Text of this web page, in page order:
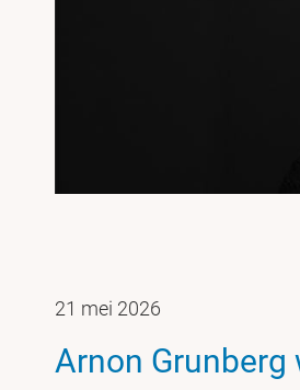
21 mei 2026
Arnon